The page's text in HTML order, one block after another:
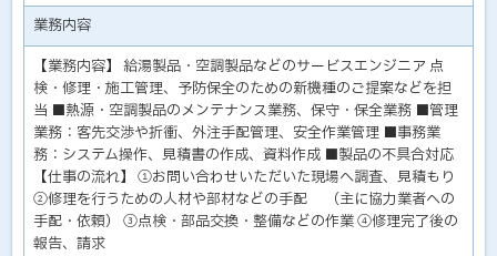
業務内容
【業務内容】 給湯製品・空調製品などのサービスエンジニア 点
検・修理・施工管理、予防保全のための新機種のご提案などを担
当 ■熱源・空調製品のメンテナンス業務、保守・保全業務 ■管理
業務：客先交渉や折衝、外注手配管理、安全作業管理 ■事務業
務：システム操作、見積書の作成、資料作成 ■製品の不具合対応
【仕事の流れ】 ①お問い合わせいただいた現場へ調査、見積もり
②修理を行うための人材や部材などの手配 （主に協力業者への
手配・依頼） ③点検・部品交換・整備などの作業 ④修理完了後の
報告、請求